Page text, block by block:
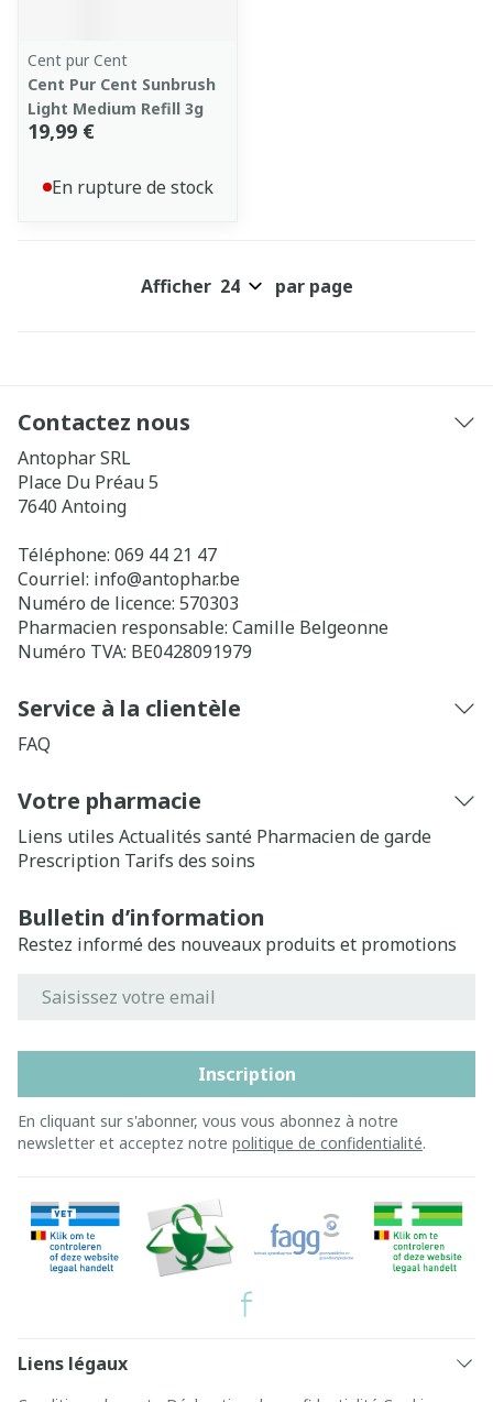
Cent pur Cent
Cent Pur Cent Sunbrush
Light Medium Refill 3g
19,99 €
En rupture de stock
Afficher par page
Contactez nous
Antophar SRL
Place Du Préau 5
7640 Antoing
Téléphone: 069 44 21 47
Courriel: info@antophar.be
Numéro de licence: 570303
Pharmacien responsable: Camille Belgeonne
Numéro TVA: BE0428091979
Service à la clientèle
FAQ
Votre pharmacie
Liens utiles Actualités santé Pharmacien de garde
Prescription Tarifs des soins
Bulletin d’information
Restez informé des nouveaux produits et promotions
Inscription
En cliquant sur s'abonner, vous vous abonnez à notre
newsletter et acceptez notre politique de confidentialité.
Liens légaux